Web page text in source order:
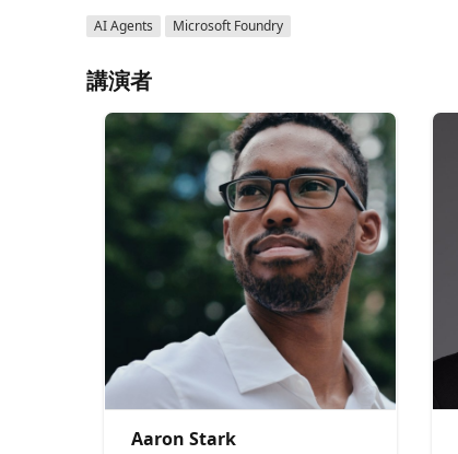
AI Agents Microsoft Foundry
講演者
Aaron Stark